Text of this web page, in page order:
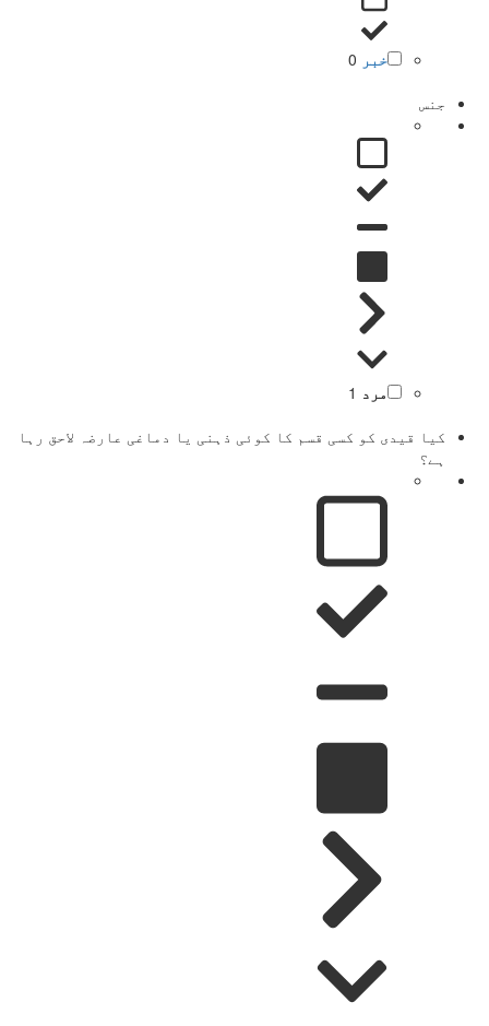
خبر 0
جنس
مرد 1
کیا قیدی کو کسی قسم کا کوئی ذہنی یا دماغی عارضہ لاحق رہا
ہے؟